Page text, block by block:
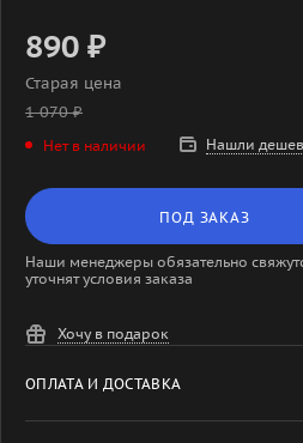
890 ₽
Старая цена
1 070₽
Нет в наличии Нашли
ПОД ЗАКАЗ
Наши менеджеры обязательно
уточнят условия заказа
Хочу в подарок
ОПЛАТА И ДОСТАВКА